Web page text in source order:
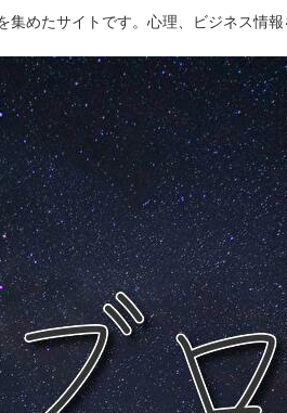
めたサイトです。心理、ビジネス情報